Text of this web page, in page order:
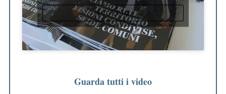
ACCETTO
Guarda tutti i video